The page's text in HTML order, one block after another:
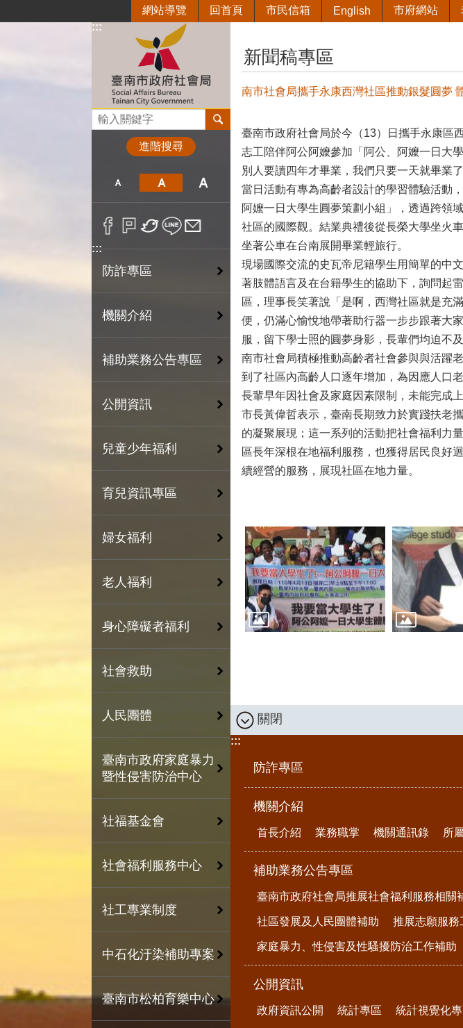
:::
網站導覽 回首頁 市民信箱 English 市府網站
搜尋
進階搜尋
:::
防詐專區
機關介紹
補助業務公告專區
公開資訊
兒童少年福利
育兒資訊專區
婦女福利
老人福利
身心障礙者福利
社會救助
人民團體
臺南市政府家庭暴力
暨性侵害防治中心
社福基金會
社會福利服務中心
社工專業制度
中石化汙染補助專案
臺南市松柏育樂中心
新聞稿專區
南市社會局攜手永康西灣社區推動銀髮圓夢
臺南市政府社會局於今（13）日攜手永康區
志工陪伴阿公阿嬤參加「阿公、阿嬤一日大
別人要讀四年才畢業，我們只要一天就畢業
當日活動有專為高齡者設計的學習體驗活動
阿嬤一日大學生圓夢策劃小組」，透過跨領
社區的國際觀。結業典禮後從長榮大學坐火
坐著公車在台南展開畢業輕旅行。
現場國際交流的史瓦帝尼籍學生用簡單的中
著肢體語言及在台籍學生的協助下，詢問起
區，理事長笑著說「是啊，西灣社區就是充
便，仍滿心愉悅地帶著助行器一步步跟著大
服，留下學士照的圓夢身影，長輩們均迫不
南市社會局積極推動高齡者社會參與與活躍
到了社區內高齡人口逐年增加，為因應人口
長輩早年因社會及家庭因素限制，未能完成
市長黃偉哲表示，臺南長期致力於實踐扶老
的凝聚展現；這一系列的活動把社會福利力
區長年深根在地福利服務，也獲得居民良好
續經營的服務，展現社區在地力量。
關閉
:::
防詐專區
機關介紹
首長介紹 業務職掌 機關通訊錄 所
補助業務公告專區
臺南市政府社會局推展社會福利服務相關
社區發展及人民團體補助 推展志願服務
家庭暴力、性侵害及性騷擾防治工作補助
公開資訊
政府資訊公開 統計專區 統計視覺化